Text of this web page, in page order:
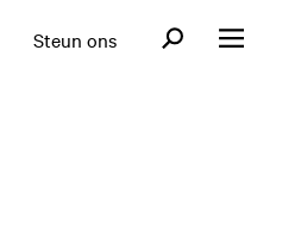
Steun ons OpenOpen menu